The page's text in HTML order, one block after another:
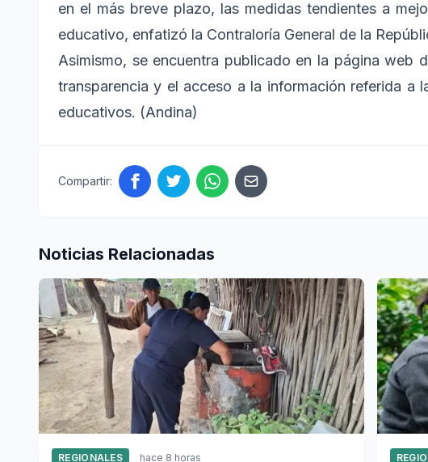
en el más breve plazo, las medidas tendientes a
educativo, enfatizó la Contraloría General de la
Asimismo, se encuentra publicado en la página web
transparencia y el acceso a la información referida a
educativos. (Andina)
Compartir:
Noticias Relacionadas
REGIONALES hace 8 horas